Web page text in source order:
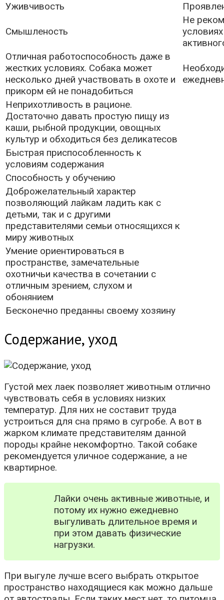
Уживчивость
Смышленость
Не
Отличная работоспособность даже в
жестких условиях. Собака может
несколько дней участвовать в охоте и
прикорм ей не понадобиться
Неприхотливость в рационе.
Достаточно давать простую пищу из
каши, рыбной продукции, овощных
культур и обходиться без деликатесов
Быстрая приспособленность к
условиям содержания
Способность у обучению
Доброжелательный характер
позволяющий лайкам ладить как с
детьми, так и с другими
представителями семьи относящихся к
миру животных
Умение ориентироваться в
пространстве, замечательные
охотничьи качества в сочетании с
отличным зрением, слухом и
обонянием
Бесконечно преданны своему хозяину
Содержание, уход
Густой мех лаек позволяет животным отлично
чувствовать себя в условиях низких
температур. Для них не составит труда
устроиться для сна прямо в сугробе. А вот в
жарком климате представителям данной
породы крайне некомфортно. Такой собаке
рекомендуется уличное содержание, а не
квартирное.
Лайки очень активные животные, и
потому их нужно ежедневно
выгуливать длительное время и
при этом давать физические
нагрузки.
При выгуле лучше всего выбрать открытое
пространство находящиеся как можно дальше